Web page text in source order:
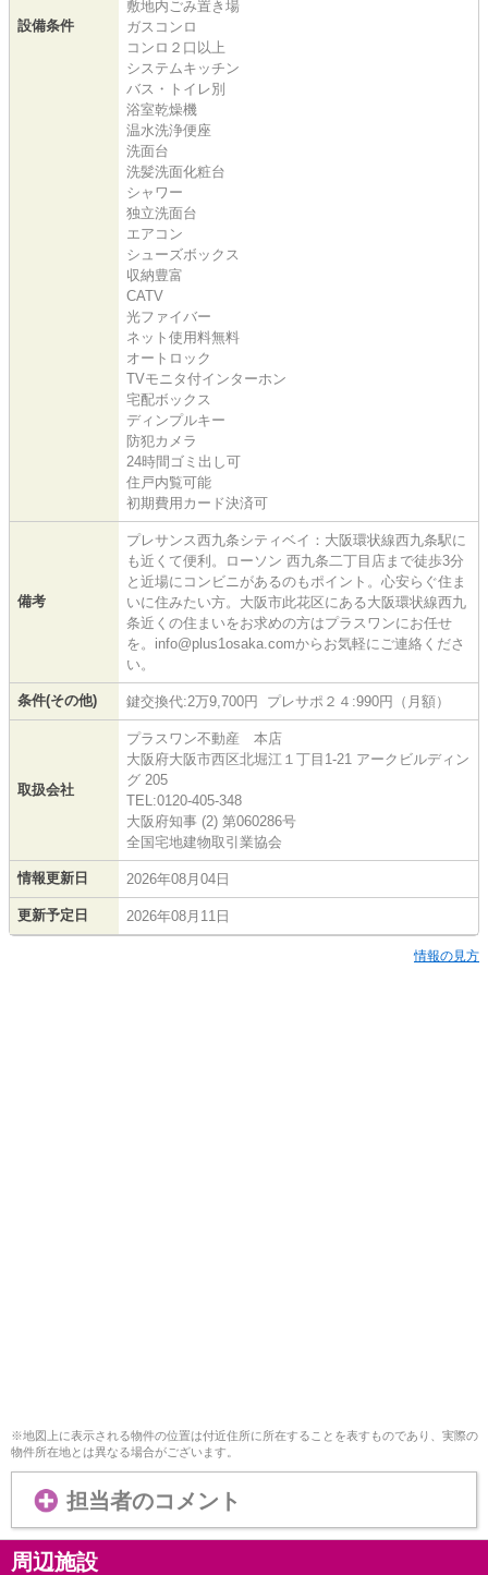
設備条件
敷地内ごみ置き場
ガスコンロ
コンロ２口以上
システムキッチン
バス・トイレ別
浴室乾燥機
温水洗浄便座
洗面台
洗髪洗面化粧台
シャワー
独立洗面台
エアコン
シューズボックス
収納豊富
CATV
光ファイバー
ネット使用料無料
オートロック
TVモニタ付インターホン
宅配ボックス
ディンプルキー
防犯カメラ
24時間ゴミ出し可
住戸内覧可能
初期費用カード決済可
備考
プレサンス西九条シティベイ：大阪環状線西九条駅に
も近くて便利。ローソン 西九条二丁目店まで徒歩3分
と近場にコンビニがあるのもポイント。心安らぐ住ま
いに住みたい方。大阪市此花区にある大阪環状線西九
条近くの住まいをお求めの方はプラスワンにお任せ
を。info@plus1osaka.comからお気軽にご連絡くださ
い。
条件(その他) 鍵交換代:2万9,700円 プレサポ２４:990円（月額）
取扱会社
プラスワン不動産 本店
大阪府大阪市西区北堀江１丁目1-21 アークビルディン
グ 205
TEL:0120-405-348
大阪府知事 (2) 第060286号
全国宅地建物取引業協会
情報更新日 2026年08月04日
更新予定日 2026年08月11日
情報の見方
※地図上に表示される物件の位置は付近住所に所在することを表すものであり、実際の
物件所在地とは異なる場合がございます。
担当者のコメント
周辺施設